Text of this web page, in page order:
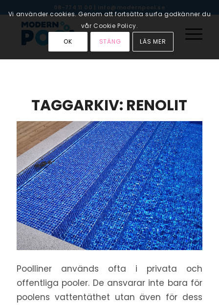
08-774 11 00 | info@modernpool.se
TAGGARKIV: RENOLIT
Poolliner används ofta i privata och
offentliga pooler. De ansvarar inte bara för
poolens vattentäthet utan även för dess
Vi använder cookies. Genom att fortsätta surfa godkänner du
vår Cookie Policy.
OK
STÄNG LÄS MER